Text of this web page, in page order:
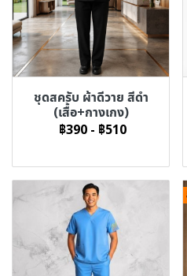
ชุดสครับ ผ้าดีวาย สีดำ
(เสื้อ+กางเกง)
฿390 - ฿510